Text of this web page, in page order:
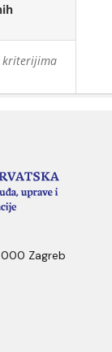
kriterijima